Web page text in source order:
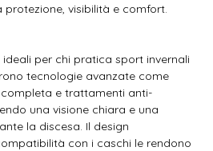
visibilità e comfort.
ideali per chi pratica sport invernali
tecnologie avanzate come
e trattamenti anti-
una visione chiara e una
la discesa. Il design
con i caschi le rendono